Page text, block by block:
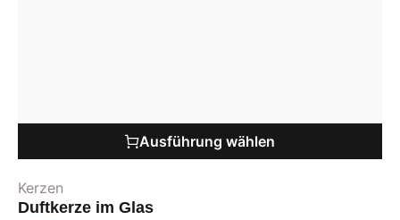
Ausführung wählen
Kerzen
Duftkerze im Glas